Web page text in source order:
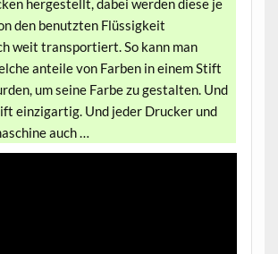
hergestellt, dabei werden diese je
den benutzten Flüssigkeit
weit transportiert. So kann man
anteile von Farben in einem Stift
um seine Farbe zu gestalten. Und
einzigartig. Und jeder Drucker und
auch …